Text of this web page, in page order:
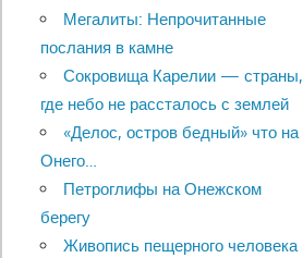
Мегалиты: Непрочитанные
послания в камне
Сокровища Карелии — страны,
где небо не рассталось с землей
«Делос, остров бедный» что на
Онего…
Петроглифы на Онежском
берегу
Живопись пещерного человека